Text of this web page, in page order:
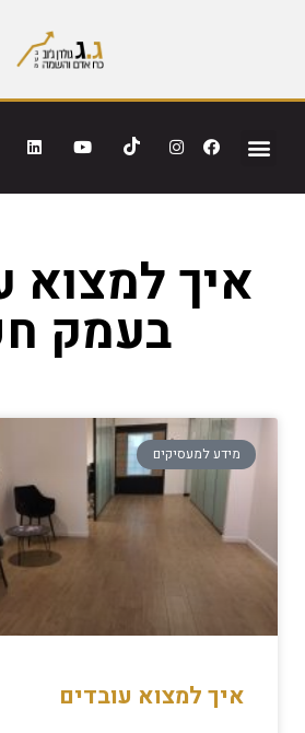
איך למצוא
בעמק
מידע למעסיקים
איך למצוא עובדים